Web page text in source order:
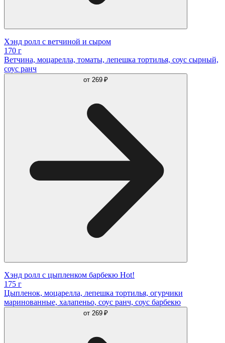
Хэнд ролл с ветчиной и сыром
170 г
Ветчина, моцарелла, томаты, лепешка тортилья, соус сырный,
соус ранч
от 269 ₽
Хэнд ролл с цыпленком барбекю Hot!
175 г
Цыпленок, моцарелла, лепешка тортилья, огурчики
маринованные, халапеньо, соус ранч, соус барбекю
от 269 ₽